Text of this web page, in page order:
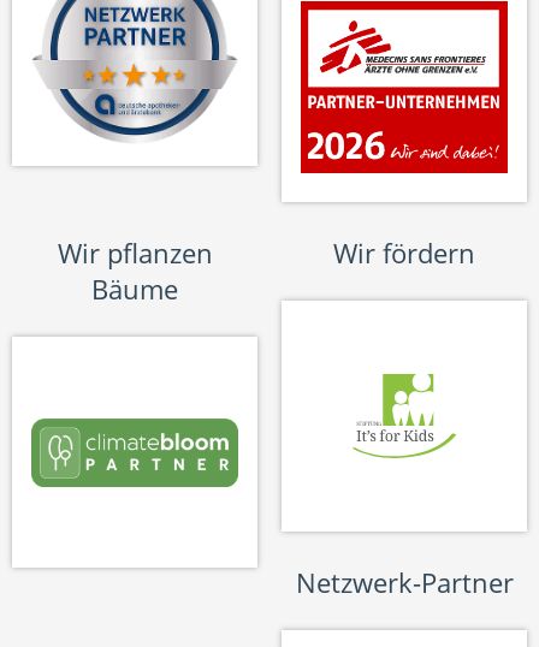
Wir pflanzen
Bäume
Wir fördern
Netzwerk-Partner